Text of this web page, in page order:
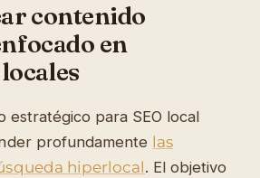
contenido
en
estratégico para SEO local
profundamente las
hiperlocal. El objetivo